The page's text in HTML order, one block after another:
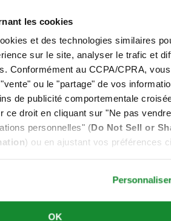
les cookies
et des technologies similaires
sur le site, analyser le trafic et
Conformément au CCPA/CPRA,
ou le "partage" de vos
de publicité comportementale
ce droit en cliquant sur "Ne pas
personnelles" (Do Not Sell or
) ou en ajustant vos préférences
OK
'AL-GHAZALI RIYADH'
RIYADH
the 'AL-GHAZALI RIYADH'
RIYADH